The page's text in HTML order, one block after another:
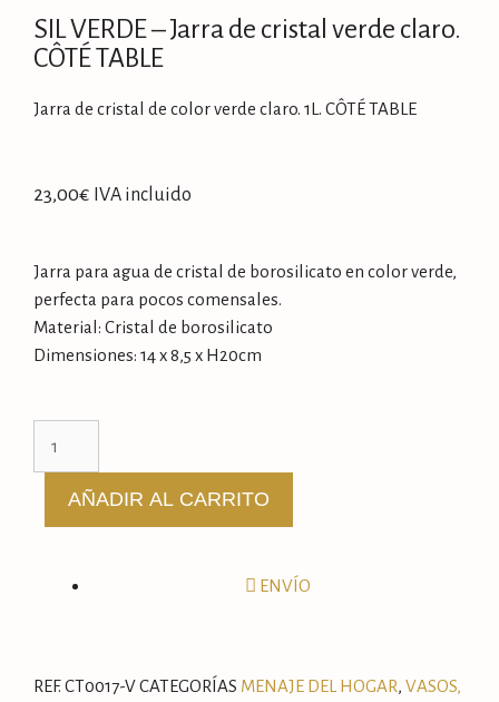
SIL VERDE – Jarra de cristal verde claro.
CÔTÉ TABLE
Jarra de cristal de color verde claro. 1L. CÔTÉ TABLE
23,00€ IVA incluido
Jarra para agua de cristal de borosilicato en color verde,
perfecta para pocos comensales.
Material: Cristal de borosilicato
Dimensiones: 14 x 8,5 x H20cm
AÑADIR AL CARRITO
ENVÍO
REF.CT0017-VCATEGORÍAS MENAJE DEL HOGAR, VASOS,